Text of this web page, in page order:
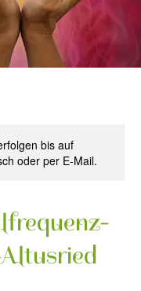
bis auf
oder per E-Mail.